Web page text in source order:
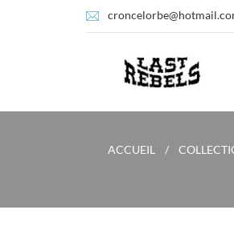
ACCUEIL